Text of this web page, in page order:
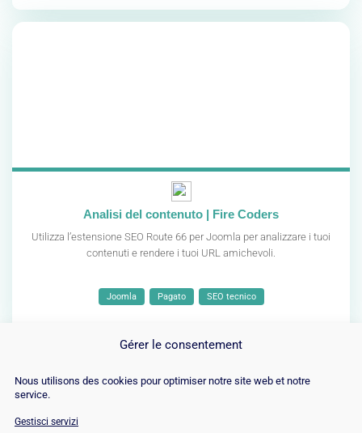
Gérer le consentement
Nous utilisons des cookies pour optimiser notre site web et notre
service.
Gestisci servizi
Analisi del contenuto | Fire Coders
Utilizza l’estensione SEO Route 66 per Joomla per analizzare i tuoi
contenuti e rendere i tuoi URL amichevoli.
Joomla Pagato SEO tecnico